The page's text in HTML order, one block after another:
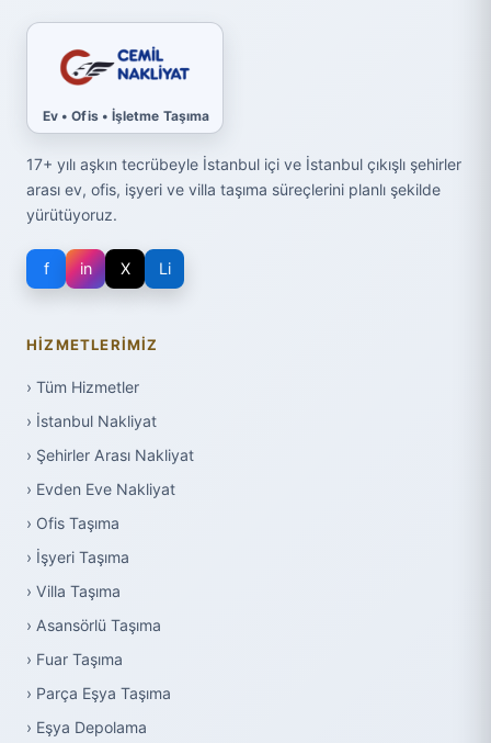
Ev • Ofis • İşletme Taşıma
17+ yılı aşkın tecrübeyle İstanbul içi ve İstanbul çıkışlı şehirler
arası ev, ofis, işyeri ve villa taşıma süreçlerini planlı şekilde
yürütüyoruz.
f in X Li
HIZMETLERIMIZ
› Tüm Hizmetler
› İstanbul Nakliyat
› Şehirler Arası Nakliyat
› Evden Eve Nakliyat
› Ofis Taşıma
› İşyeri Taşıma
› Villa Taşıma
› Asansörlü Taşıma
› Fuar Taşıma
› Parça Eşya Taşıma
› Eşya Depolama